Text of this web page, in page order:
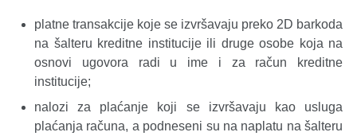
platne transakcije koje se izvršavaju preko 2D barkoda
na šalteru kreditne institucije ili druge osobe koja na
osnovi ugovora radi u ime i za račun kreditne
institucije;
nalozi za plaćanje koji se izvršavaju kao usluga
plaćanja računa, a podneseni su na naplatu na šalteru